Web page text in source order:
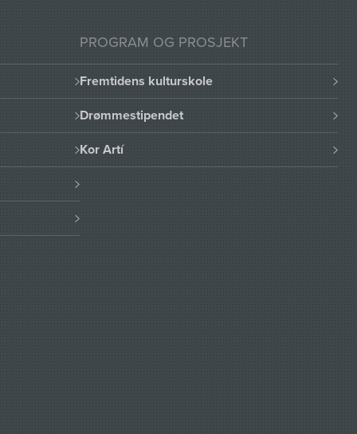
PROGRAM OG PROSJEKT
Fremtidens kulturskole
Drømmestipendet
Kor Artí